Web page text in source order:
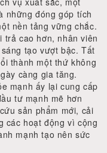
những đóng góp tích
nền tảng vững chắc.
trả cao hơn, nhân viên
tạo vượt bậc. Tất
thành một thứ không
càng gia tăng.
mạnh ấy lại cung cấp
tư mạnh mẽ hơn
sản phẩm mới, cải
các hoạt động vì cộng
mạnh tạo nên sức